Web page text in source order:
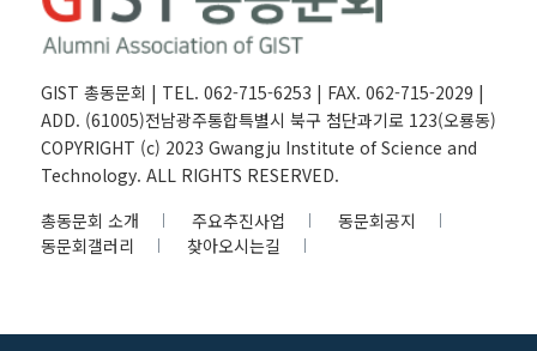
GIST 총동문회 | TEL. 062-715-6253 | FAX. 062-715-2029 |
ADD. (61005)전남광주통합특별시 북구 첨단과기로 123(오룡동)
COPYRIGHT (c) 2023 Gwangju Institute of Science and
Technology. ALL RIGHTS RESERVED.
총동문회 소개
주요추진사업
동문회공지
동문회갤러리
찾아오시는길